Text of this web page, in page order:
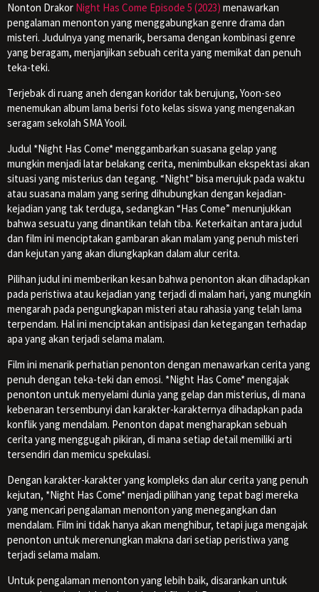
Nonton Drakor Night Has Come Episode 5 (2023) menawarkan
pengalaman menonton yang menggabungkan genre drama dan
misteri. Judulnya yang menarik, bersama dengan kombinasi genre
yang beragam, menjanjikan sebuah cerita yang memikat dan penuh
teka-teki.
Terjebak di ruang aneh dengan koridor tak berujung, Yoon-seo
menemukan album lama berisi foto kelas siswa yang mengenakan
seragam sekolah SMA Yooil.
Judul *Night Has Come* menggambarkan suasana gelap yang
mungkin menjadi latar belakang cerita, menimbulkan ekspektasi akan
situasi yang misterius dan tegang. “Night” bisa merujuk pada waktu
atau suasana malam yang sering dihubungkan dengan kejadian-
kejadian yang tak terduga, sedangkan “Has Come” menunjukkan
bahwa sesuatu yang dinantikan telah tiba. Keterkaitan antara judul
dan film ini menciptakan gambaran akan malam yang penuh misteri
dan kejutan yang akan diungkapkan dalam alur cerita.
Pilihan judul ini memberikan kesan bahwa penonton akan dihadapkan
pada peristiwa atau kejadian yang terjadi di malam hari, yang mungkin
mengarah pada pengungkapan misteri atau rahasia yang telah lama
terpendam. Hal ini menciptakan antisipasi dan ketegangan terhadap
apa yang akan terjadi selama malam.
Film ini menarik perhatian penonton dengan menawarkan cerita yang
penuh dengan teka-teki dan emosi. *Night Has Come* mengajak
penonton untuk menyelami dunia yang gelap dan misterius, di mana
kebenaran tersembunyi dan karakter-karakternya dihadapkan pada
konflik yang mendalam. Penonton dapat mengharapkan sebuah
cerita yang menggugah pikiran, di mana setiap detail memiliki arti
tersendiri dan memicu spekulasi.
Dengan karakter-karakter yang kompleks dan alur cerita yang penuh
kejutan, *Night Has Come* menjadi pilihan yang tepat bagi mereka
yang mencari pengalaman menonton yang menegangkan dan
mendalam. Film ini tidak hanya akan menghibur, tetapi juga mengajak
penonton untuk merenungkan makna dari setiap peristiwa yang
terjadi selama malam.
Untuk pengalaman menonton yang lebih baik, disarankan untuk